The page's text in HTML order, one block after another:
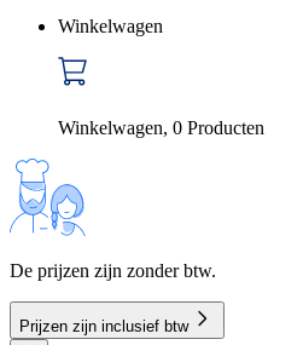
Winkelwagen
Winkelwagen, 0 Producten
De prijzen zijn zonder btw.
Prijzen zijn inclusief btw